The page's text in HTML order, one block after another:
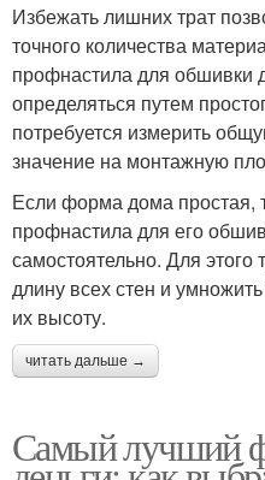
Избежать лишних трат
точного количества
профнастила для обшивки
определяться путем
потребуется измерить
значение на монтажную
Если форма дома простая,
профнастила для его
самостоятельно. Для этого
длину всех стен и
их высоту.
читать дальше →
Самый лучший